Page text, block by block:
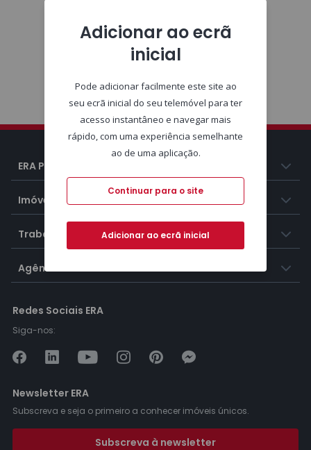
ERA Portugal
Imóveis
Trabalhar na ERA
Agências ERA
Redes Sociais ERA
Siga-nos:
Newsletter ERA
Subscreva e seja o primeiro a conhecer imóveis únicos.
Subscreva à newsletter
Adicionar ao ecrã
inicial
Pode adicionar facilmente este site ao
seu ecrã inicial do seu telemóvel para ter
acesso instantâneo e navegar mais
rápido, com uma experiência semelhante
ao de uma aplicação.
Continuar para o site
Adicionar ao ecrã inicial